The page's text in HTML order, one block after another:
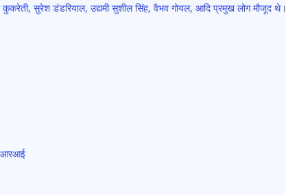
कुकरेती, सुरेश डंडरियाल, उद्यमी सुशील सिंह, वैभव गोयल, आदि प्रमुख लोग मौजूद थे।